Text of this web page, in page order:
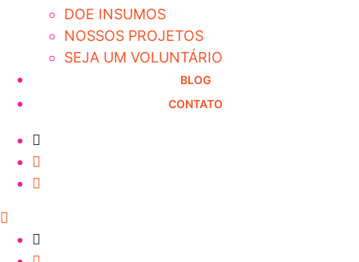
DOE INSUMOS
NOSSOS PROJETOS
SEJA UM VOLUNTÁRIO
BLOG
CONTATO